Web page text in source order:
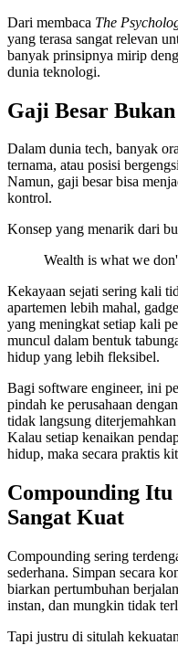
Dari membaca The
yang terasa sangat relevan
banyak prinsipnya mirip
dunia teknologi.
Gaji Besar
Dalam dunia tech, banyak
ternama, atau posisi
Namun, gaji besar bisa
kontrol.
Konsep yang menarik dari
Wealth is what we
Kekayaan sejati sering kali
apartemen lebih mahal,
yang meningkat setiap kali
muncul dalam bentuk
hidup yang lebih fleksibel.
Bagi software engineer, ini
pindah ke perusahaan
tidak langsung
Kalau setiap kenaikan
hidup, maka secara praktis
Compounding
Sangat Kuat
Compounding sering
sederhana. Simpan secara
biarkan pertumbuhan
instan, dan mungkin tidak
Tapi justru di situlah